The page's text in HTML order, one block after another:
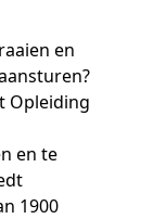
en
Opleiding
en te
1900